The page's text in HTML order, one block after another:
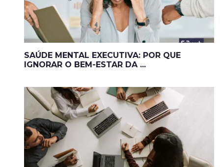
SAÚDE MENTAL EXECUTIVA: POR QUE
IGNORAR O BEM-ESTAR DA ...